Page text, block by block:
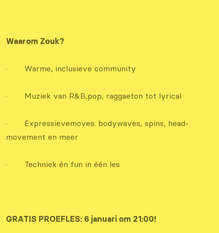
Waarom Zouk?
· Warme, inclusieve community
· Muziek van R&B,pop, raggaeton tot lyrical
· Expressievemoves: bodywaves, spins, head-
movement en meer
· Techniek én fun in één les
GRATIS PROEFLES: 6 januari om 21:00!